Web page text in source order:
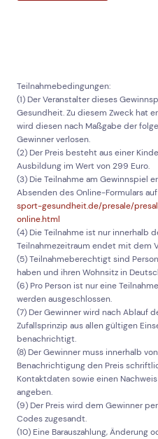
Teilnahmebedingungen:
(1) Der Veranstalter dieses
Gesundheit. Zu diesem Zweck hat
wird diesen nach Maßgabe der
Gewinner verlosen.
(2) Der Preis besteht aus einer
Ausbildung im Wert von 299 Euro.
(3) Die Teilnahme am Gewinnspiel
Absenden des Online-Formulars
sport-gesundheit.de/presale/
online.html
(4) Die Teilnahme ist nur innerhalb
Teilnahmezeitraum endet mit dem
(5) Teilnahmeberechtigt sind
haben und ihren Wohnsitz in
(6) Pro Person ist nur eine
werden ausgeschlossen.
(7) Der Gewinner wird nach Ablauf
Zufallsprinzip aus allen gültigen
benachrichtigt.
(8) Der Gewinner muss innerhalb
Benachrichtigung den Preis
Kontaktdaten sowie einen
angeben.
(9) Der Preis wird dem Gewinner
Codes zugesandt.
(10) Eine Barauszahlung, Änderung